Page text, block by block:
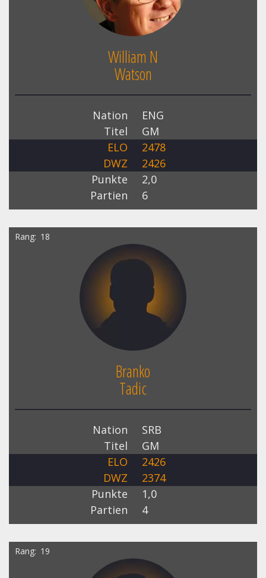
William N
Watson
Nation
ENG
Titel
GM
ELO
2478
DWZ
2426
Punkte
2,0
Partien
6
Rang 18
Branko
Tadic
Nation
SRB
Titel
GM
ELO
2426
DWZ
2374
Punkte
1,0
Partien
4
Rang 19